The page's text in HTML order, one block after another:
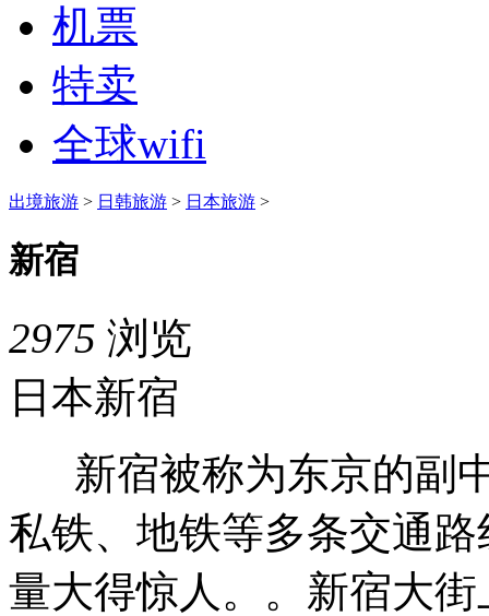
机票
特卖
全球wifi
出境旅游 > 日韩旅游 > 日本旅游 >
新宿
2975 浏览
日本新宿
新宿被称为东京的副
私铁、地铁等多条交通
量大得惊人。。新宿大